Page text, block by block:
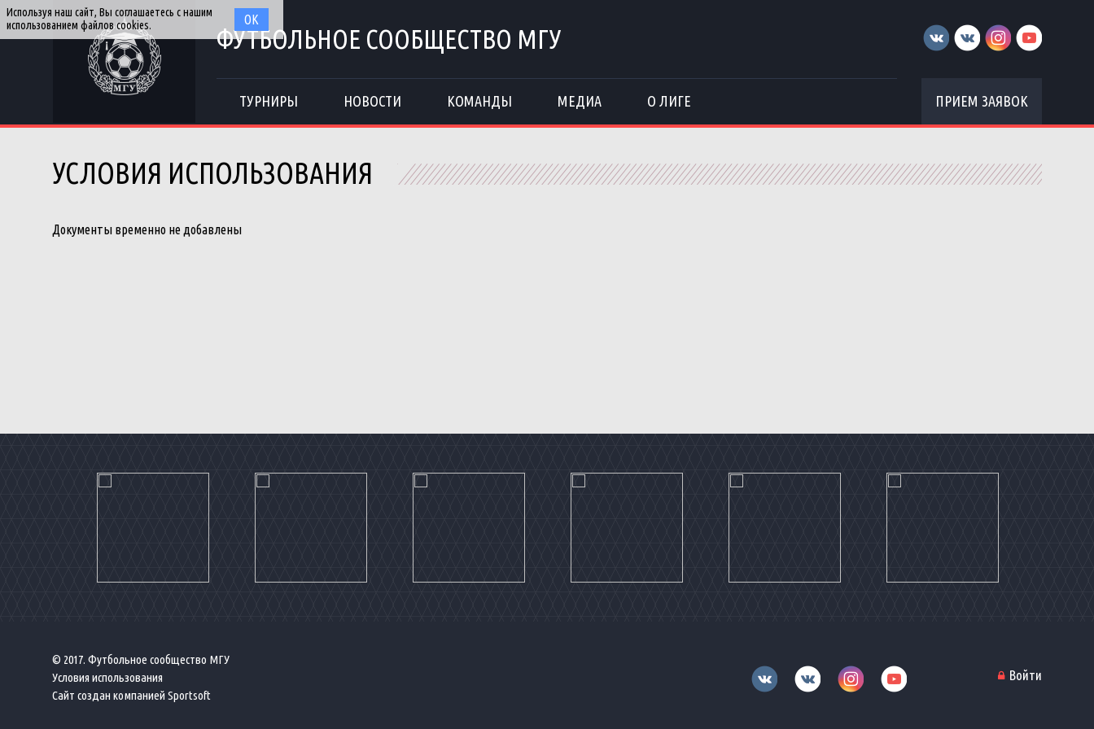
ФУТБОЛЬНОЕ СООБЩЕСТВО МГУ
ТУРНИРЫ НОВОСТИ КОМАНДЫ МЕДИА О ЛИГЕ ПРИЕМ ЗАЯВОК
УСЛОВИЯ ИСПОЛЬЗОВАНИЯ
Документы временно не добавлены
© 2017. Футбольное сообщество МГУ
Условия использования
Сайт создан компанией Sportsoft
Войти
Используя наш сайт, Вы соглашаетесь с нашим
использованием файлов cookies.
ОК